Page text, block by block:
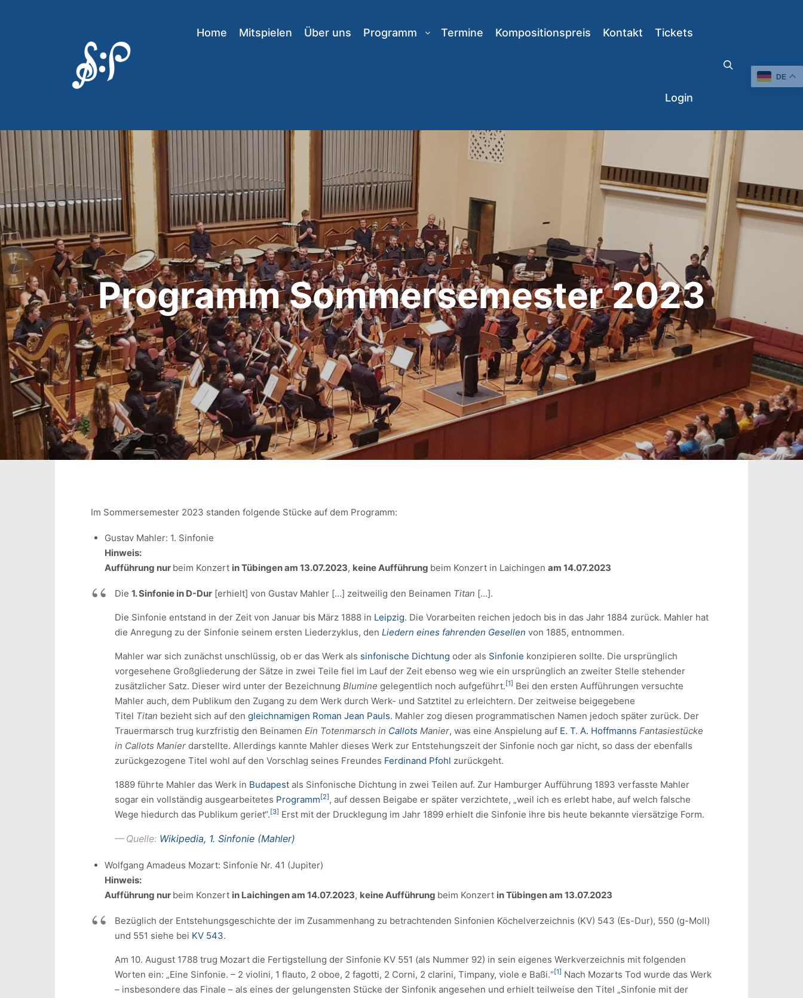
Home Mitspielen Über uns Programm Termine Kompositionspreis Kontakt Tickets
Login
Programm Sommersemester 2023
Im Sommersemester 2023 standen folgende Stücke auf dem Programm:
Gustav Mahler: 1. Sinfonie
Hinweis:
Aufführung nur beim Konzert in Tübingen am 13.07.2023, keine Aufführung beim Konzert in Laichingen am 14.07.2023
Die 1. Sinfonie in D-Dur [erhielt] von Gustav Mahler […] zeitweilig den Beinamen Titan […].
Die Sinfonie entstand in der Zeit von Januar bis März 1888 in Leipzig. Die Vorarbeiten reichen jedoch bis in das Jahr 1884 zurück. Mahler hat
die Anregung zu der Sinfonie seinem ersten Liederzyklus, den Liedern eines fahrenden Gesellen von 1885, entnommen.
Mahler war sich zunächst unschlüssig, ob er das Werk als sinfonische Dichtung oder als Sinfonie konzipieren sollte. Die ursprünglich
vorgesehene Großgliederung der Sätze in zwei Teile fiel im Lauf der Zeit ebenso weg wie ein ursprünglich an zweiter Stelle stehender
zusätzlicher Satz. Dieser wird unter der Bezeichnung Blumine gelegentlich noch aufgeführt. [1] Bei den ersten Aufführungen versuchte
Mahler auch, dem Publikum den Zugang zu dem Werk durch Werk- und Satztitel zu erleichtern. Der zeitweise beigegebene
Titel Titan bezieht sich auf den gleichnamigen Roman Jean Pauls. Mahler zog diesen programmatischen Namen jedoch später zurück. Der
Trauermarsch trug kurzfristig den Beinamen Ein Totenmarsch in Callots Manier, was eine Anspielung auf E. T. A. Hoffmanns Fantasiestücke
in Callots Manier darstellte. Allerdings kannte Mahler dieses Werk zur Entstehungszeit der Sinfonie noch gar nicht, so dass der ebenfalls
zurückgezogene Titel wohl auf den Vorschlag seines Freundes Ferdinand Pfohl zurückgeht.
1889 führte Mahler das Werk in Budapest als Sinfonische Dichtung in zwei Teilen auf. Zur Hamburger Aufführung 1893 verfasste Mahler
sogar ein vollständig ausgearbeitetes Programm [2] , auf dessen Beigabe er später verzichtete, „weil ich es erlebt habe, auf welch falsche
Wege hiedurch das Publikum geriet“. [3] Erst mit der Drucklegung im Jahr 1899 erhielt die Sinfonie ihre bis heute bekannte viersätzige Form.
Quelle: Wikipedia, 1. Sinfonie (Mahler)
Wolfgang Amadeus Mozart: Sinfonie Nr. 41 (Jupiter)
Hinweis:
Aufführung nur beim Konzert in Laichingenam 14.07.2023, keine Aufführung beim Konzert in Tübingen am 13.07.2023
Bezüglich der Entstehungsgeschichte der im Zusammenhang zu betrachtenden Sinfonien Köchelverzeichnis (KV) 543 (Es-Dur), 550 (g-Moll)
und 551 siehe bei KV 543.
Am 10. August 1788 trug Mozart die Fertigstellung der Sinfonie KV 551 (als Nummer 92) in sein eigenes Werkverzeichnis mit folgenden
Worten ein: „Eine Sinfonie. – 2 violini, 1 flauto, 2 oboe, 2 fagotti, 2 Corni, 2 clarini, Timpany, viole e Baßi.“[1] Nach Mozarts Tod wurde das Werk
– insbesondere das Finale – als eines der gelungensten Stücke der Sinfonik angesehen und erhielt teilweise den Titel „Sinfonie mit der
DE